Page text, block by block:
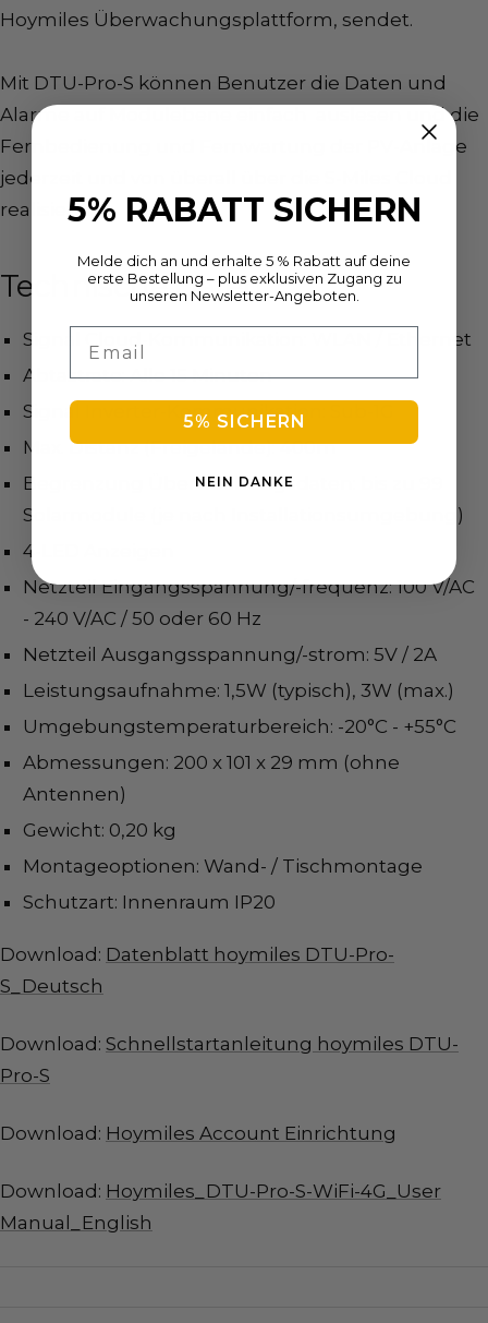
Hoymiles Überwachungsplattform, sendet.
Mit DTU-Pro-S können Benutzer die Daten und
Alarme auf Modulebene einfach auslesen und die
Fernbedienung und Fernwartung der PV-Anlage
jederzeit und von überall über die S-Miles Cloud
realisieren.
Technische Daten
Signal Cloud-Kommunikation: WLAN / Ethernet
Abtastrate: Alle 15 Minuten
Signal Inverter-Kommunikation: Sub-1G
Max. Distanz (Freigelände): 400m
Begrenzung Überwachungsdaten: bis zu 99
Solarmodule (je nach Installationsumgebung)
4-LED Anzeigen
Netzteil Eingangsspannung/-frequenz: 100 V/AC
- 240 V/AC / 50 oder 60 Hz
Netzteil Ausgangsspannung/-strom: 5V / 2A
Leistungsaufnahme: 1,5W (typisch), 3W (max.)
Umgebungstemperaturbereich: -20°C - +55°C
Abmessungen: 200 x 101 x 29 mm (ohne
Antennen)
Gewicht: 0,20 kg
Montageoptionen: Wand- / Tischmontage
Schutzart: Innenraum IP20
Download: Datenblatt hoymiles DTU-Pro-
S_Deutsch
Download: Schnellstartanleitung hoymiles DTU-
Pro-S
Download: Hoymiles Account Einrichtung
Download: Hoymiles_DTU-Pro-S-WiFi-4G_User
Manual_English
5% RABATT SICHERN
Melde dich an und erhalte 5 % Rabatt auf deine
erste Bestellung – plus exklusiven Zugang zu
unseren Newsletter-Angeboten.
5% SICHERN
NEIN DANKE